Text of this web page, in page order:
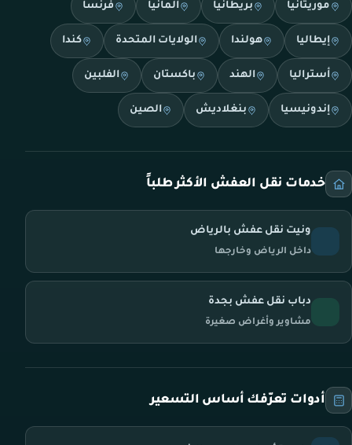
موريتانيا بريطانيا ألمانيا فرنسا
إيطاليا هولندا الولايات المتحدة كندا
أستراليا الهند باكستان الفلبين
إندونيسيا بنغلاديش الصين
خدمات نقل العفش الأكثر طلباً
ونيت نقل عفش بالرياض
داخل الرياض وخارجها
دباب نقل عفش بجدة
مشاوير وأغراض صغيرة
أدوات تعرّفك أساس التسعير